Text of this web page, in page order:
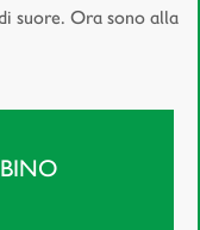
suore. Ora sono alla